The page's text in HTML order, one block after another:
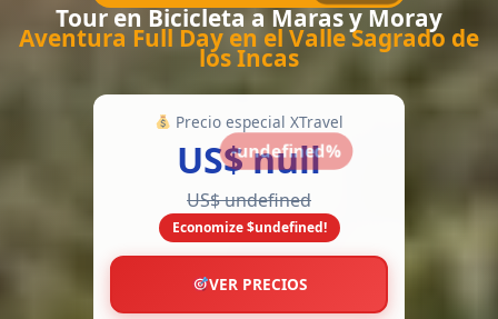
Tour en Bicicleta a Maras y Moray
Aventura Full Day en el Valle Sagrado de
los Incas
Precio especial XTravel
US$ null
-undefined%
US$ undefined
Economize $undefined!
VER PRECIOS